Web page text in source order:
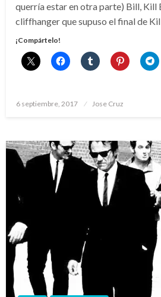
querría estar en otra parte) Bill, Kill
cliffhanger que supuso el final de
¡Compártelo!
Publicado
6 septiembre, 2017 Jose Cruz